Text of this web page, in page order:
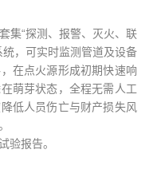
集“探测、报警、灭火、联
，可实时监测管道及设备
在点火源形成初期快速响
萌芽状态，全程无需人工
低人员伤亡与财产损失风
验报告。